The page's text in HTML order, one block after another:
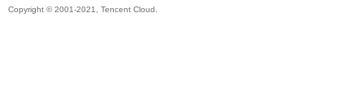
Copyright © 2001-2021, Tencent Cloud.